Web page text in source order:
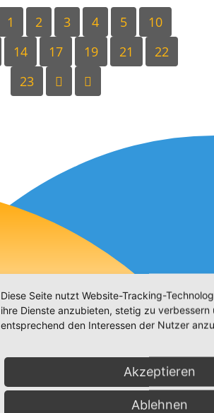
1 2 3 4 5
10
14 17 19 21
22
23
Diese Seite nutzt Website-Tracking-
ihre Dienste anzubieten, stetig zu verbessern
entsprechend den Interessen der Nutzer
Akzeptieren
Ablehnen